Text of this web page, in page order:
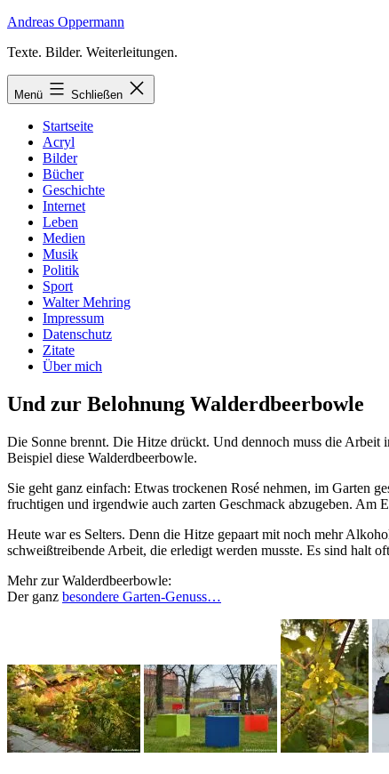
Zum
springen
Andreas Oppermann
Texte. Bilder. Weiterleitungen.
Menü Schließen
Startseite
Acryl
Bilder
Bücher
Geschichte
Internet
Leben
Medien
Musik
Politik
Sport
Walter Mehring
Impressum
Datenschutz
Zitate
Über mich
Und zur Belohnung Walderdbeerbowle
Die Sonne brennt. Die Hitze drückt. Und dennoch muss die Arbeit
Beispiel diese Walderdbeerbowle.
Sie geht ganz einfach: Etwas trockenen Rosé nehmen, im Garten
fruchtigen und irgendwie auch zarten Geschmack abzugeben. Am
Heute war es Selters. Denn die Hitze gepaart mit noch mehr
schweißtreibende Arbeit, die erledigt werden musste. Es sind halt
Mehr zur Walderdbeerbowle:
Der ganz besondere Garten-Genuss…